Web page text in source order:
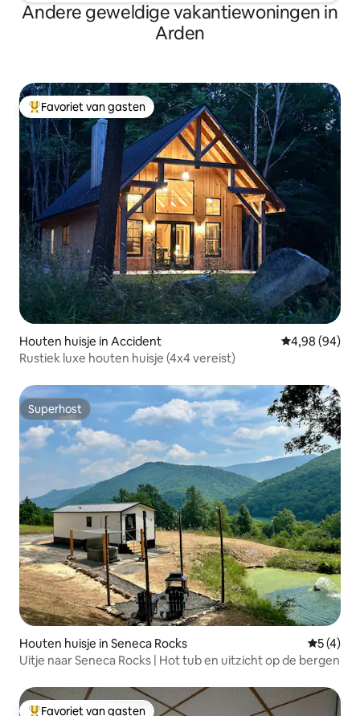
Andere geweldige vakantiewoningen in
Arden
Topfavoriet van gasten
Favoriet van gasten
Houten huisje in Accident Gemiddelde
4,98 (94)
Rustiek luxe houten huisje (4x4 vereist)
Superhost
Superhost
Houten huisje in Seneca Rocks
5 (4)
Uitje naar Seneca Rocks | Hot tub en uitzicht op de bergen
Favoriet van gasten